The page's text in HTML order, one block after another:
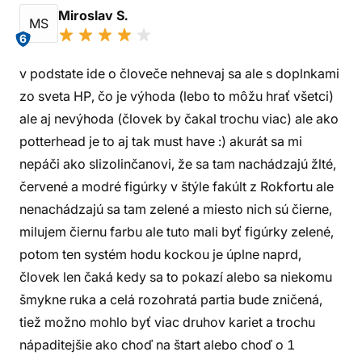
MS
6
Miroslav S.
v podstate ide o človeče nehnevaj sa ale s doplnkami
zo sveta HP, čo je výhoda (lebo to môžu hrať všetci)
ale aj nevýhoda (človek by čakal trochu viac) ale ako
potterhead je to aj tak must have :) akurát sa mi
nepáči ako slizolinčanovi, že sa tam nachádzajú žlté,
červené a modré figúrky v štýle fakúlt z Rokfortu ale
nenachádzajú sa tam zelené a miesto nich sú čierne,
milujem čiernu farbu ale tuto mali byť figúrky zelené,
potom ten systém hodu kockou je úplne naprd,
človek len čaká kedy sa to pokazí alebo sa niekomu
šmykne ruka a celá rozohratá partia bude zničená,
tiež možno mohlo byť viac druhov kariet a trochu
nápaditejšie ako choď na štart alebo choď o 1